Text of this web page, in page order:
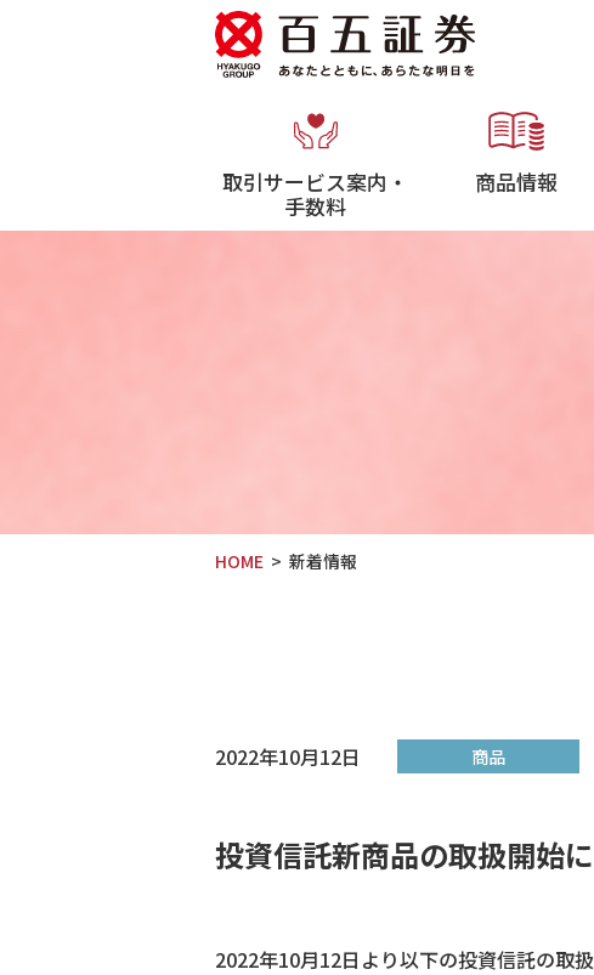
取引サービス案内・
手数料
商品情報
HOME 新着情報
2022年10月12日 商品
投資信託新商品の取扱開始
2022年10月12日より以下の投資信託の取扱